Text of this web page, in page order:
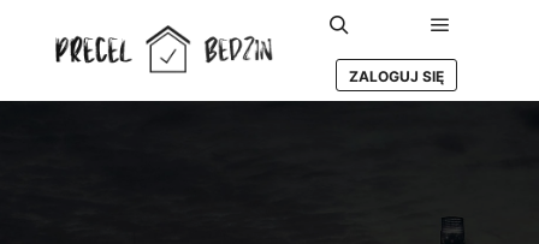
Szukaj Główne
ZALOGUJ SIĘ